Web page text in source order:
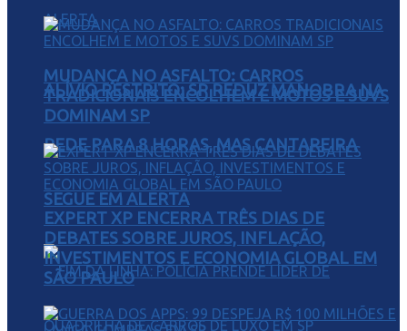
ALÍVIO RESTRITO: SP REDUZ MANOBRA NA
REDE PARA 8 HORAS, MAS CANTAREIRA
SEGUE EM ALERTA
MUDANÇA NO ASFALTO: CARROS
TRADICIONAIS ENCOLHEM E MOTOS E SUVS
DOMINAM SP
EXPERT XP ENCERRA TRÊS DIAS DE
DEBATES SOBRE JUROS, INFLAÇÃO,
INVESTIMENTOS E ECONOMIA GLOBAL EM
SÃO PAULO